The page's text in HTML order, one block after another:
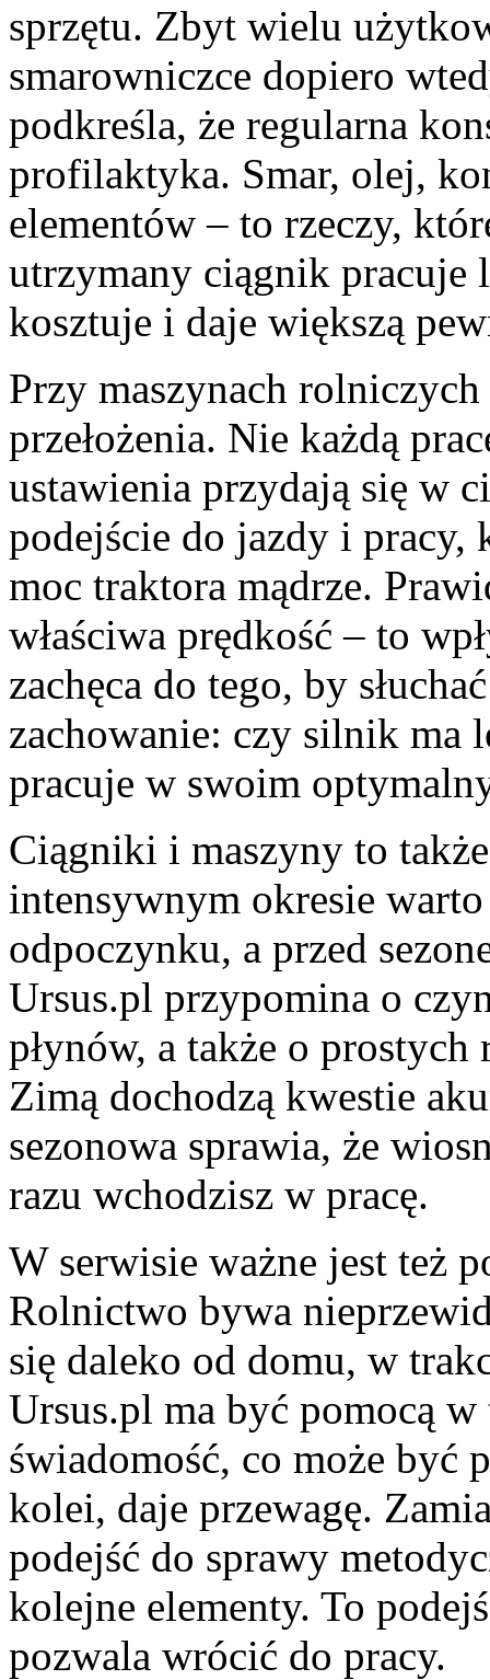
sprzętu. Zbyt wielu
smarowniczce dopiero
podkreśla, że regularna
profilaktyka. Smar, olej,
elementów – to rzeczy,
utrzymany ciągnik pracuje
kosztuje i daje większą
Przy maszynach
przełożenia. Nie każdą
ustawienia przydają się w
podejście do jazdy i pracy,
moc traktora mądrze.
właściwa prędkość – to
zachęca do tego, by
zachowanie: czy silnik ma
pracuje w swoim
Ciągniki i maszyny to
intensywnym okresie
odpoczynku, a przed
Ursus.pl przypomina o
płynów, a także o
Zimą dochodzą kwestie
sezonowa sprawia, że
razu wchodzisz w pracę.
W serwisie ważne jest też
Rolnictwo bywa
się daleko od domu, w
Ursus.pl ma być pomocą
świadomość, co może być
kolei, daje przewagę.
podejść do sprawy
kolejne elementy. To
pozwala wrócić do pracy.